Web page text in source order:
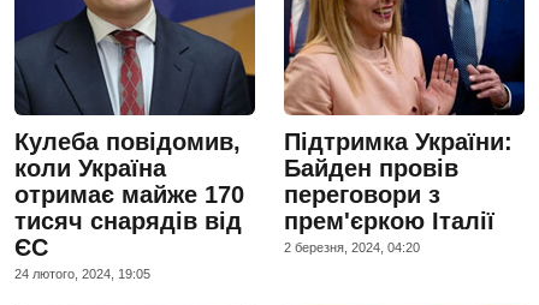
Кулеба повідомив,
коли Україна
отримає майже 170
тисяч снарядів від
ЄС
24 лютого, 2024, 19:05
Підтримка України:
Байден провів
переговори з
прем'єркою Італії
2 березня, 2024, 04:20